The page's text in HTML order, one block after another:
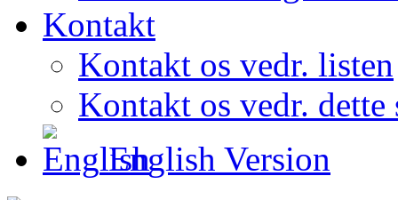
Kontakt
Kontakt os vedr. listen
Kontakt os vedr. dette
English Version